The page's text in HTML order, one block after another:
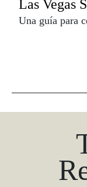
Las Vegas
Una guía para